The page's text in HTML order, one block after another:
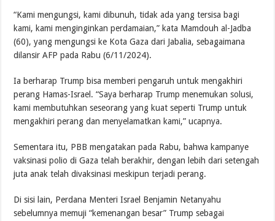
“Kami mengungsi, kami dibunuh, tidak ada yang tersisa bagi
kami, kami menginginkan perdamaian,” kata Mamdouh al-Jadba
(60), yang mengungsi ke Kota Gaza dari Jabalia, sebagaimana
dilansir AFP pada Rabu (6/11/2024).
Ia berharap Trump bisa memberi pengaruh untuk mengakhiri
perang Hamas-Israel. “Saya berharap Trump menemukan solusi,
kami membutuhkan seseorang yang kuat seperti Trump untuk
mengakhiri perang dan menyelamatkan kami,” ucapnya.
Sementara itu, PBB mengatakan pada Rabu, bahwa kampanye
vaksinasi polio di Gaza telah berakhir, dengan lebih dari setengah
juta anak telah divaksinasi meskipun terjadi perang.
Di sisi lain, Perdana Menteri Israel Benjamin Netanyahu
sebelumnya memuji “kemenangan besar” Trump sebagai